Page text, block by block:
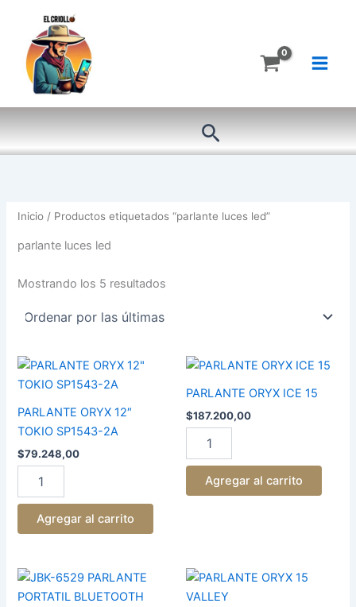
contenido
Buscar
Inicio / Productos etiquetados “parlante luces led”
parlante luces led
Mostrando los 5 resultados
PARLANTE ORYX 12″
TOKIO SP1543-2A
$79.248,00
PARLANTE
ORYX
TOKIO
SP1543-
cantidad
Agregar al carrito
PARLANTE ORYX ICE 15
$187.200,00
PARLANTE
ICE
15
cantidad
Agregar al carrito
JBK-
6529
PARLANTE
ORYX